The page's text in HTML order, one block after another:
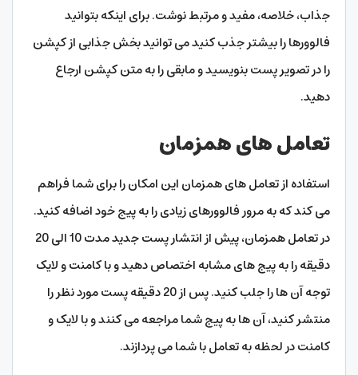
جذاب، خلاصه، مفید و مرتبط نوشت. برای اینکه بتوانید
فالوورها را بیشتر جذب کنید می توانید بخش جذابی از کپشن
را در تصویر پست بنویسید و مابقی را به متن کپشن ارجاع
دهید.
تعامل های همزمان
استفاده از تعامل های همزمان این امکان را برای شما فراهم
می کند که به مرور فالوورهای زیادی را به پیج خود اضافه کنید.
در تعامل همزمان، پیش از انتشار پست جدید مدت 10 الی 20
دقیقه را به پیج های مشابه اختصاص دهید و با کامنت و لایک
توجه آن ها را جلب کنید. پس از 20 دقیقه پست مورد نظر را
منتشر کنید، آن ها به پیج شما مراجعه می کنند و با لایک و
کامنت در لحظه به تعامل با شما می پردازند.